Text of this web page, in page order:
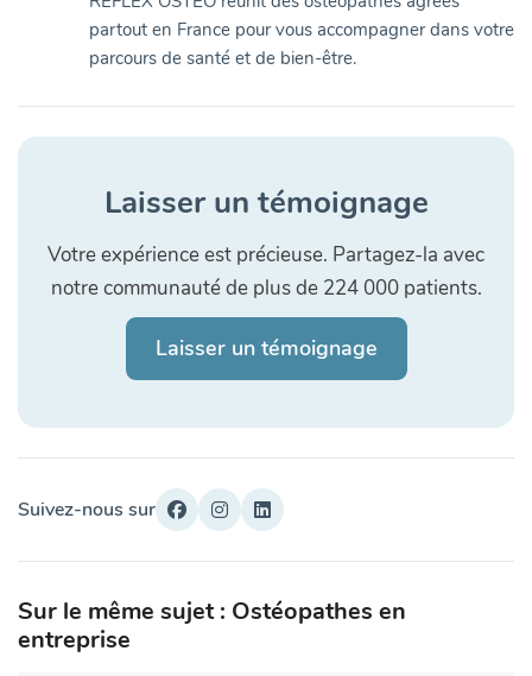
partout en France pour vous accompagner dans votre
parcours de santé et de bien-être.
Laisser un témoignage
Votre expérience est précieuse. Partagez-la avec
notre communauté de plus de 224 000 patients.
Laisser un témoignage
Suivez-nous sur
Sur le même sujet : Ostéopathes en
entreprise